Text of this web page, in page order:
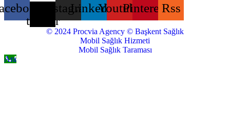
twitter
Instagram
LinkedinYoutubePinterestRss
© 2024 Procvia Agency © Başkent Sağlık
Mobil Sağlık Hizmeti
Mobil Sağlık Taraması
Ara